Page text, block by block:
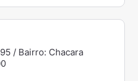
/ Bairro: Chacara